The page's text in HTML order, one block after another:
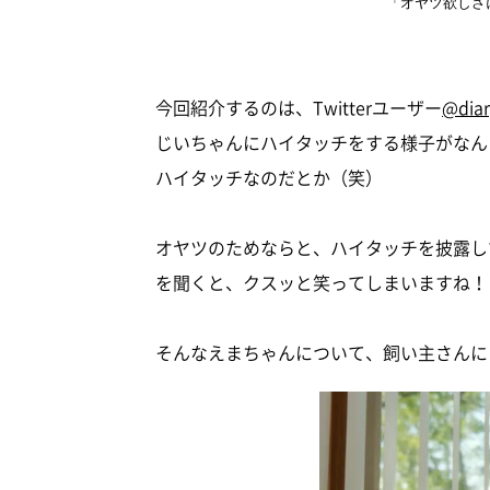
今回紹介するのは、Twitterユーザー
じいちゃんにハイタッチをする様子がな
ハイタッチなのだとか（笑）
オヤツのためならと、ハイタッチを披露
を聞くと、クスッと笑ってしまいますね！
そんなえまちゃんについて、飼い主さん